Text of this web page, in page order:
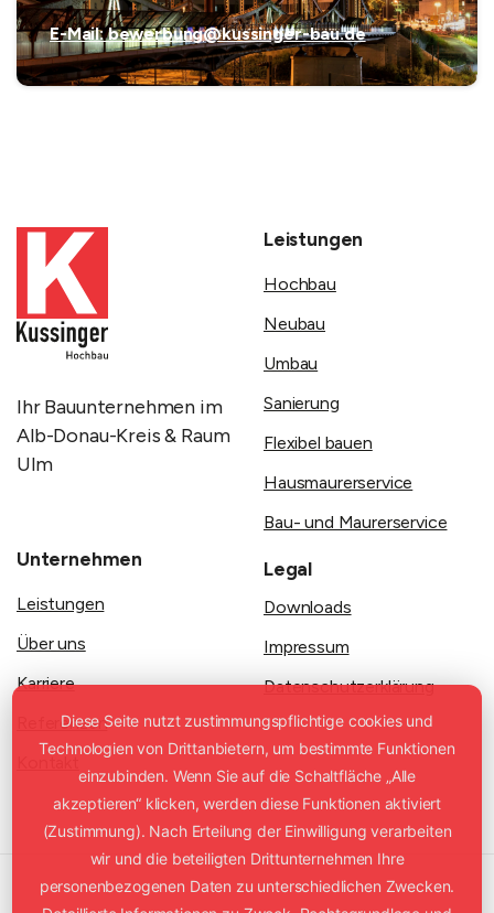
E-Mail: bewerbung@kussinger-bau.de
Ihr Bauunternehmen im
Alb-Donau-Kreis & Raum
Ulm
Leistungen
Hochbau
Neubau
Umbau
Sanierung
Flexibel bauen
Hausmaurerservice
Bau- und Maurerservice
Unternehmen
Leistungen
Über uns
Karriere
Referenzen
Legal
Downloads
Impressum
Datenschutzerklärung
Diese Seite nutzt zustimmungspflichtige cookies und
Technologien von Drittanbietern, um bestimmte Funktionen
einzubinden. Wenn Sie auf die Schaltfläche „Alle
akzeptieren“ klicken, werden diese Funktionen aktiviert
(Zustimmung). Nach Erteilung der Einwilligung verarbeiten
wir und die beteiligten Drittunternehmen Ihre
personenbezogenen Daten zu unterschiedlichen Zwecken.